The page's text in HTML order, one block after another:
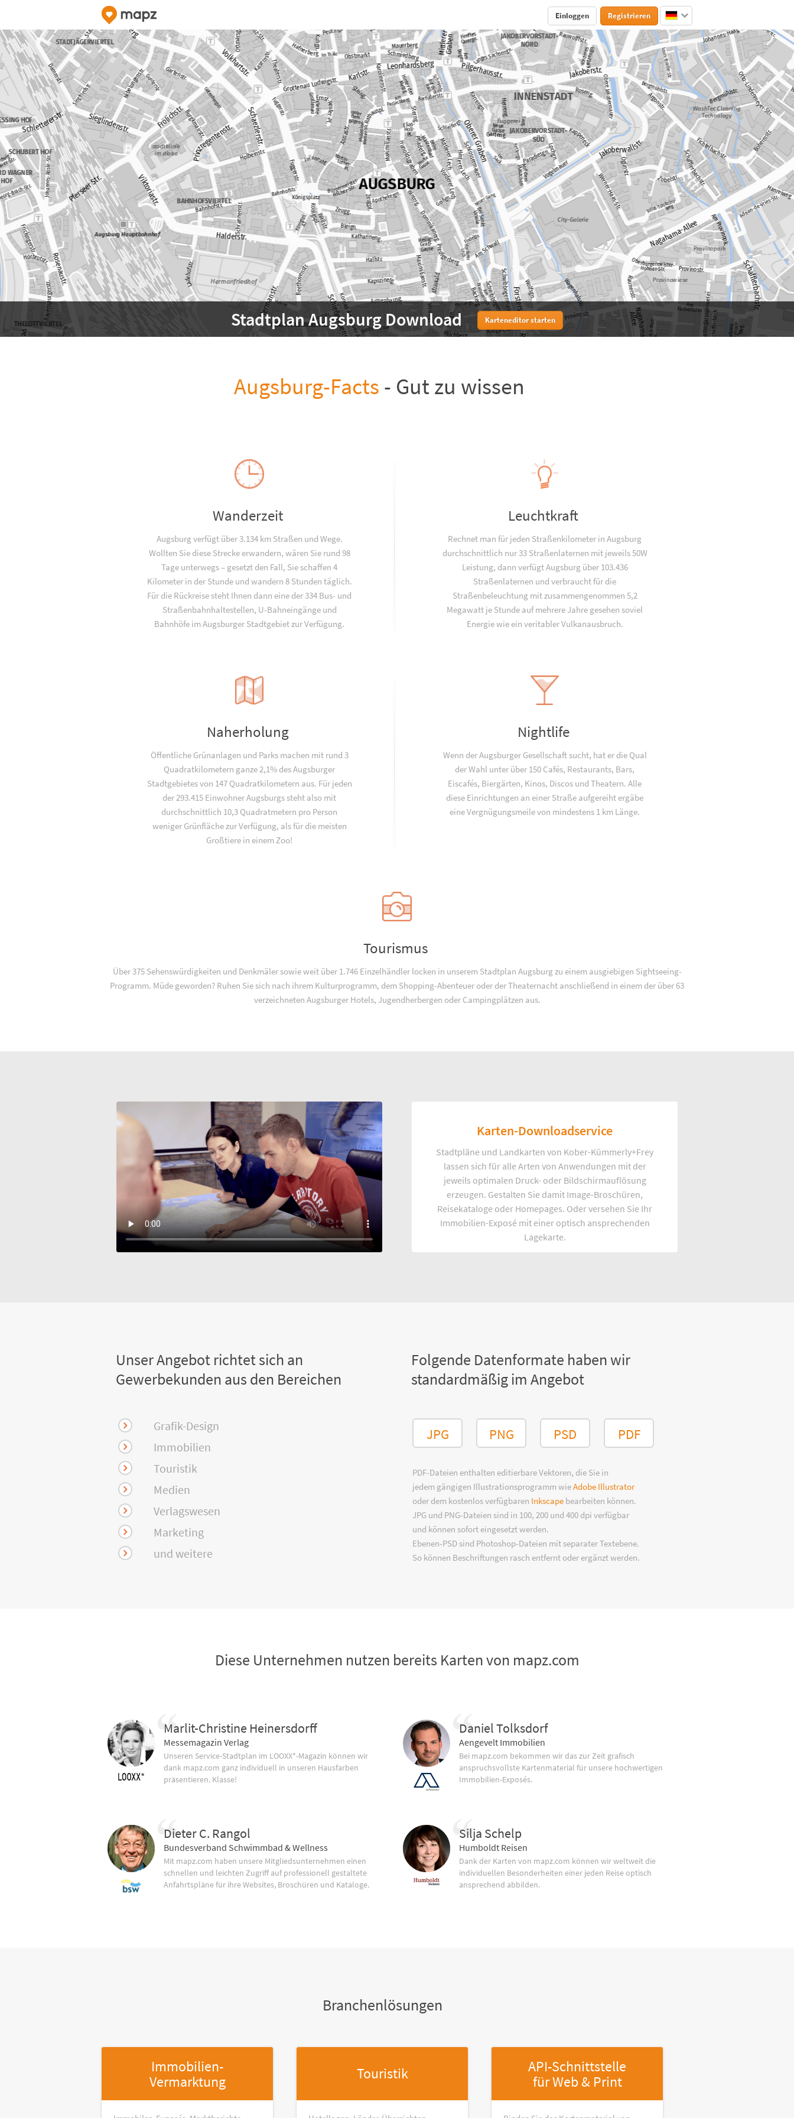
Einloggen Registrieren
Stadtplan Augsburg Download Karteneditor starten
Augsburg-Facts - Gut zu wissen
Wanderzeit
Augsburg verfügt über 3.134 km Straßen und Wege.
Wollten Sie diese Strecke erwandern, wären Sie rund 98
Tage unterwegs – gesetzt den Fall, Sie schaffen 4
Kilometer in der Stunde und wandern 8 Stunden täglich.
Für die Rückreise steht Ihnen dann eine der 334 Bus- und
Straßenbahnhaltestellen, U-Bahneingänge und
Bahnhöfe im Augsburger Stadtgebiet zur Verfügung.
Leuchtkraft
Rechnet man für jeden Straßenkilometer in Augsburg
durchschnittlich nur 33 Straßenlaternen mit jeweils 50W
Leistung, dann verfügt Augsburg über 103.436
Straßenlaternen und verbraucht für die
Straßenbeleuchtung mit zusammengenommen 5,2
Megawatt je Stunde auf mehrere Jahre gesehen soviel
Energie wie ein veritabler Vulkanausbruch.
Naherholung
Öffentliche Grünanlagen und Parks machen mit rund 3
Quadratkilometern ganze 2,1% des Augsburger
Stadtgebietes von 147 Quadratkilometern aus. Für jeden
der 293.415 Einwohner Augsburgs steht also mit
durchschnittlich 10,3 Quadratmetern pro Person
weniger Grünfläche zur Verfügung, als für die meisten
Großtiere in einem Zoo!
Nightlife
Wenn der Augsburger Gesellschaft sucht, hat er die Qual
der Wahl unter über 150 Cafés, Restaurants, Bars,
Eiscafés, Biergärten, Kinos, Discos und Theatern. Alle
diese Einrichtungen an einer Straße aufgereiht ergäbe
eine Vergnügungsmeile von mindestens 1 km Länge.
Tourismus
Über 375 Sehenswürdigkeiten und Denkmäler sowie weit über 1.746 Einzelhändler locken in unserem Stadtplan Augsburg zu einem ausgiebigen Sightseeing-
Programm. Müde geworden? Ruhen Sie sich nach ihrem Kulturprogramm, dem Shopping-Abenteuer oder der Theaternacht anschließend in einem der über 63
verzeichneten Augsburger Hotels, Jugend­­herbergen oder Campingplätzen aus.
Karten-Downloadservice
Stadtpläne und Landkarten von Kober-Kümmerly+Frey
lassen sich für alle Arten von Anwendungen mit der
jeweils optimalen Druck- oder Bildschirmauflösung
erzeugen. Gestalten Sie damit Image-Broschüren,
Reisekataloge oder Homepages. Oder versehen Sie Ihr
Immobilien-Exposé mit einer optisch ansprechenden
Lagekarte.
Unser Angebot richtet sich an
Gewerbekunden aus den Bereichen
Grafik-Design
Immobilien
Touristik
Medien
Verlagswesen
Marketing
und weitere
Folgende Datenformate haben wir
standardmäßig im Angebot
JPG PNG PSD PDF
PDF-Dateien enthalten editierbare Vektoren, die Sie in
jedem gängigen Illustrationsprogramm wieAdobe Illustrator
oder dem kostenlos verfügbaren Inkscape bearbeiten können.
JPG und PNG-Dateien sind in 100, 200 und 400 dpi verfügbar
und können sofort eingesetzt werden.
Ebenen-PSD sind Photoshop-Dateien mit separater Textebene.
So können Beschriftungen rasch entfernt oder ergänzt werden.
Diese Unternehmen nutzen bereits Karten von mapz.com
Marlit-Christine Heinersdorff
Messemagazin Verlag
Unseren Service-Stadtplan im LOOXX*-Magazin können wir
dank mapz.com ganz individuell in unseren Hausfarben
präsentieren. Klasse!
Dieter C. Rangol
Bundesverband Schwimmbad & Wellness
Mit mapz.com haben unsere Mitgliedsunternehmen einen
schnellen und leichten Zugriff auf professionell gestaltete
Anfahrtspläne für ihre Websites, Broschüren und Kataloge.
Daniel Tolksdorf
Aengevelt Immobilien
Bei mapz.com bekommen wir das zur Zeit grafisch
anspruchsvollste Kartenmaterial für unsere hochwertigen
Immobilien-Exposés.
Silja Schelp
Humboldt Reisen
Dank der Karten von mapz.com können wir weltweit die
individuellen Besonderheiten einer jeden Reise optisch
ansprechend abbilden.
Branchenlösungen
Immobilien-
Vermarktung
Touristik
API-Schnittstelle
für Web & Print